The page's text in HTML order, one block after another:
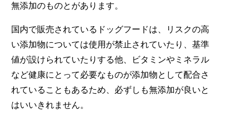
無添加のものとがあります。
国内で販売されているドッグフードは、リスクの高
い添加物については使用が禁止されていたり、基準
値が設けられていたりする他、ビタミンやミネラル
など健康にとって必要なものが添加物として配合さ
れていることもあるため、必ずしも無添加が良いと
はいいきれません。